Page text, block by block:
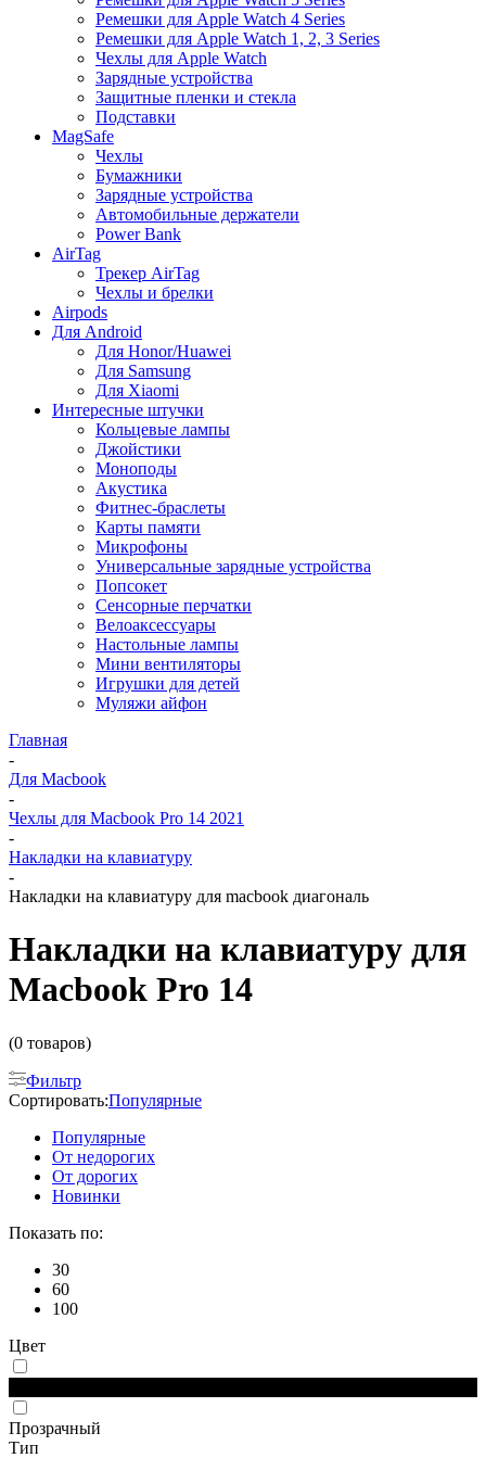
Ремешки для Apple Watch 4 Series
Ремешки для Apple Watch 1, 2, 3 Series
Чехлы для Apple Watch
Зарядные устройства
Защитные пленки и стекла
Подставки
MagSafe
Чехлы
Бумажники
Зарядные устройства
Автомобильные держатели
Power Bank
AirTag
Трекер AirTag
Чехлы и брелки
Airpods
Для Android
Для Honor/Huawei
Для Samsung
Для Xiaomi
Интересные штучки
Кольцевые лампы
Джойстики
Моноподы
Акустика
Фитнес-браслеты
Карты памяти
Микрофоны
Универсальные зарядные устройства
Попсокет
Сенсорные перчатки
Велоаксессуары
Настольные лампы
Мини вентиляторы
Игрушки для детей
Муляжи айфон
Главная
-
Для Macbook
-
Чехлы для Macbook Pro 14 2021
-
Накладки на клавиатуру
-
Накладки на клавиатуру для macbook диагональ
Накладки на клавиатуру для
Macbook Pro 14
(0 товаров)
Фильтр
Сортировать:Популярные
Популярные
От недорогих
От дорогих
Новинки
Показать по:
30
60
100
Цвет
Прозрачный
Тип